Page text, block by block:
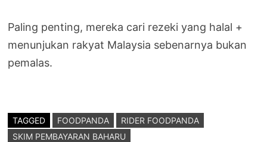
Paling penting, mereka cari rezeki yang halal +
menunjukan rakyat Malaysia sebenarnya bukan
pemalas.
TAGGED FOODPANDA
RIDER FOODPANDA
SKIM PEMBAYARAN BAHARU